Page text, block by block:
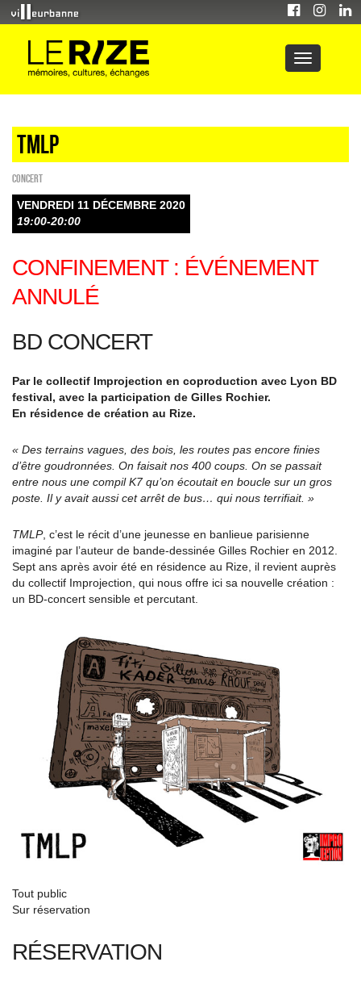
TMLP
Concert
VENDREDI 11 DÉCEMBRE 2020
19:00-20:00
CONFINEMENT : ÉVÉNEMENT
ANNULÉ
BD CONCERT
Par le collectif Improjection en coproduction avec Lyon BD
festival, avec la participation de Gilles Rochier.
En résidence de création au Rize.
« Des terrains vagues, des bois, les routes pas encore finies
d’être goudronnées. On faisait nos 400 coups. On se passait
entre nous une compil K7 qu’on écoutait en boucle sur un gros
poste. Il y avait aussi cet arrêt de bus… qui nous terrifiait. »
TMLP, c’est le récit d’une jeunesse en banlieue parisienne
imaginé par l’auteur de bande-dessinée Gilles Rochier en 2012.
Sept ans après avoir été en résidence au Rize, il revient auprès
du collectif Improjection, qui nous offre ici sa nouvelle création :
un BD-concert sensible et percutant.
Tout public
Sur réservation
RÉSERVATION